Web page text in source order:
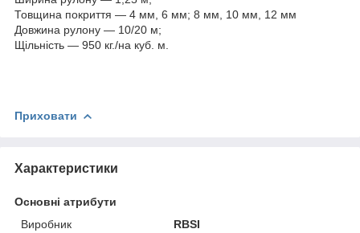
Товщина покриття — 4 мм, 6 мм; 8 мм, 10 мм, 12 мм
Довжина рулону — 10/20 м;
Щільність — 950 кг./на куб. м.
Приховати
Характеристики
Основні атрибути
Виробник
RBSI